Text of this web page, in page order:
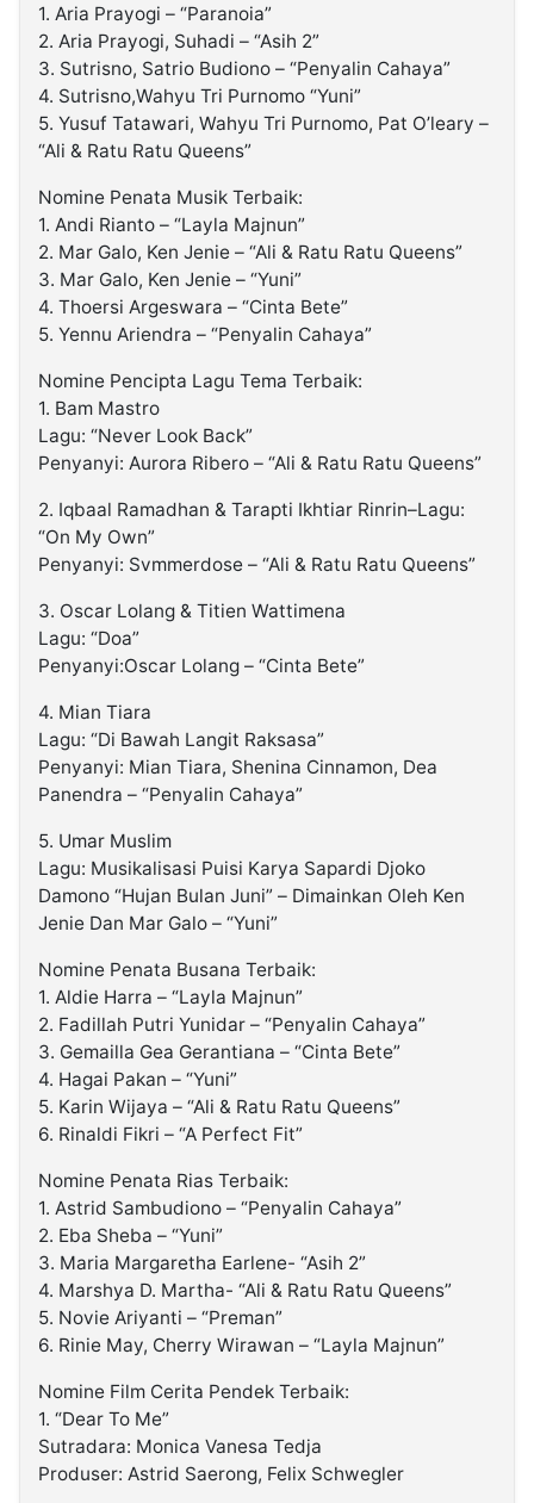
1. Aria Prayogi – “Paranoia”
2. Aria Prayogi, Suhadi – “Asih 2”
3. Sutrisno, Satrio Budiono – “Penyalin Cahaya”
4. Sutrisno,Wahyu Tri Purnomo “Yuni”
5. Yusuf Tatawari, Wahyu Tri Purnomo, Pat O’leary –
“Ali & Ratu Ratu Queens”
Nomine Penata Musik Terbaik:
1. Andi Rianto – “Layla Majnun”
2. Mar Galo, Ken Jenie – “Ali & Ratu Ratu Queens”
3. Mar Galo, Ken Jenie – “Yuni”
4. Thoersi Argeswara – “Cinta Bete”
5. Yennu Ariendra – “Penyalin Cahaya”
Nomine Pencipta Lagu Tema Terbaik:
1. Bam Mastro
Lagu: “Never Look Back”
Penyanyi: Aurora Ribero – “Ali & Ratu Ratu Queens”
2. Iqbaal Ramadhan & Tarapti Ikhtiar Rinrin–Lagu:
“On My Own”
Penyanyi: Svmmerdose – “Ali & Ratu Ratu Queens”
3. Oscar Lolang & Titien Wattimena
Lagu: “Doa”
Penyanyi:Oscar Lolang – “Cinta Bete”
4. Mian Tiara
Lagu: “Di Bawah Langit Raksasa”
Penyanyi: Mian Tiara, Shenina Cinnamon, Dea
Panendra – “Penyalin Cahaya”
5. Umar Muslim
Lagu: Musikalisasi Puisi Karya Sapardi Djoko
Damono “Hujan Bulan Juni” – Dimainkan Oleh Ken
Jenie Dan Mar Galo – “Yuni”
Nomine Penata Busana Terbaik:
1. Aldie Harra – “Layla Majnun”
2. Fadillah Putri Yunidar – “Penyalin Cahaya”
3. Gemailla Gea Gerantiana – “Cinta Bete”
4. Hagai Pakan – “Yuni”
5. Karin Wijaya – “Ali & Ratu Ratu Queens”
6. Rinaldi Fikri – “A Perfect Fit”
Nomine Penata Rias Terbaik:
1. Astrid Sambudiono – “Penyalin Cahaya”
2. Eba Sheba – “Yuni”
3. Maria Margaretha Earlene- “Asih 2”
4. Marshya D. Martha- “Ali & Ratu Ratu Queens”
5. Novie Ariyanti – “Preman”
6. Rinie May, Cherry Wirawan – “Layla Majnun”
Nomine Film Cerita Pendek Terbaik:
1. “Dear To Me”
Sutradara: Monica Vanesa Tedja
Produser: Astrid Saerong, Felix Schwegler